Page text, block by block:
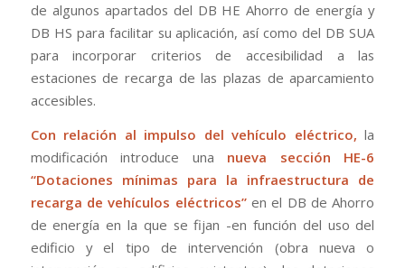
de algunos apartados del DB HE Ahorro de energía y
DB HS para facilitar su aplicación, así como del DB SUA
para incorporar criterios de accesibilidad a las
estaciones de recarga de las plazas de aparcamiento
accesibles.
Con relación al impulso del vehículo eléctrico, la
modificación introduce una nueva sección HE-6
“Dotaciones mínimas para la infraestructura de
recarga de vehículos eléctricos” en el DB de Ahorro
de energía en la que se fijan -en función del uso del
edificio y el tipo de intervención (obra nueva o